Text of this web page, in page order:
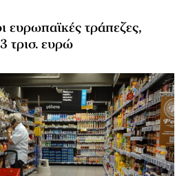
ευρωπαϊκές τράπεζες,
τρισ. ευρώ